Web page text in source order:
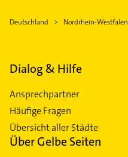
Deutschland Nordrhein-Westfalen
Dialog & Hilfe
Ansprechpartner
Häufige Fragen
Übersicht aller Städte
Über Gelbe Seiten